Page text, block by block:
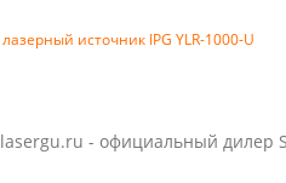
источник IPG YLR-1000-U
lasergu.ru - официальный дилер